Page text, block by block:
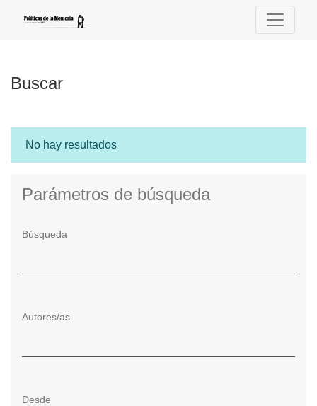
Buscar
No hay resultados
Parámetros de búsqueda
Búsqueda
Autores/as
Desde